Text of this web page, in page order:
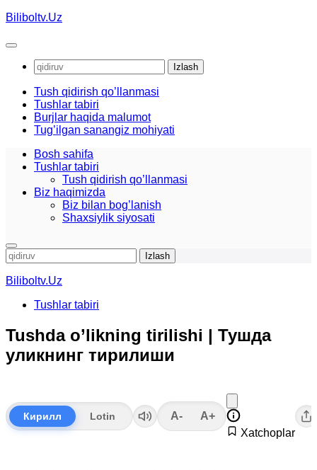
Skip
content
Biliboltv.Uz
Qidirshish:
Tush qidirish qo’llanmasi
Tushlar tabiri
Burjlar haqida malumot
Tug’ilgan sanangiz mohiyati
Bosh sahifa
Tushlar tabiri
Tush qidirish qo’llanmasi
Biz haqimizda
Biz bilan bog’lanish
Shaxsiylik siyosati
Qidirshish:
Biliboltv.Uz
Tushlar tabiri
Tushda o’likning tirilishi | Тушда
уликнинг тирилиши
Кирилл Lotin A-
A+
Xatchoplar